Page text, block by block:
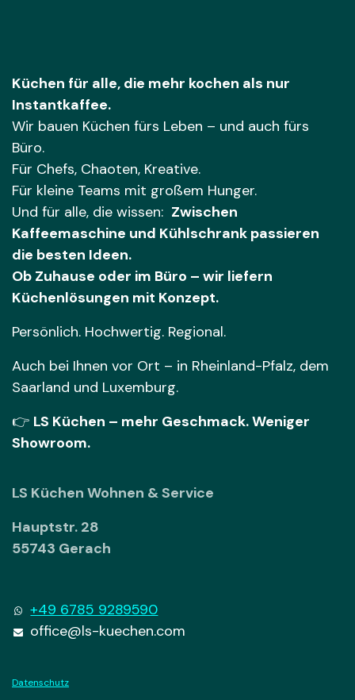
Küchen für alle, die mehr kochen als nur
Instantkaffee.
Wir bauen Küchen fürs Leben – und auch fürs
Büro.
Für Chefs, Chaoten, Kreative.
Für kleine Teams mit großem Hunger.
Und für alle, die wissen: Zwischen
Kaffeemaschine und Kühlschrank passieren
die besten Ideen.
Ob Zuhause oder im Büro – wir liefern
Küchenlösungen mit Konzept.
Persönlich. Hochwertig. Regional.
Auch bei Ihnen vor Ort – in Rheinland-Pfalz, dem
Saarland und Luxemburg.
👉 LS Küchen – mehr Geschmack. Weniger
Showroom.
LS Küchen Wohnen & Service
Hauptstr. 28
55743 Gerach
+49 6785 9289590
office@ls-kuechen.com
Datenschutz